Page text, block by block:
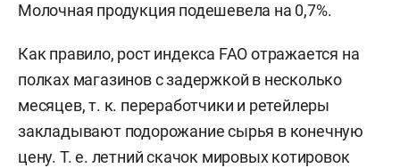
Молочная продукция подешевела на 0,7%.
Как правило, рост индекса FAO отражается на
полках магазинов с задержкой в несколько
месяцев, т. к. переработчики и ретейлеры
закладывают подорожание сырья в конечную
цену. Т. е. летний скачок мировых котировок